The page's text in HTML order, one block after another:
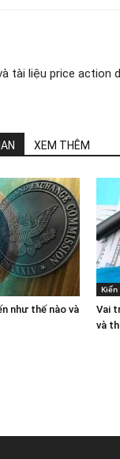
tài liệu price action
XEM THÊM
như thế nào và
Vai
và